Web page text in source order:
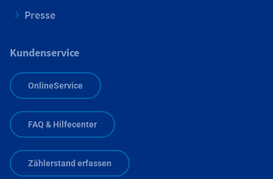
Presse
Kundenservice
OnlineService
FAQ & Hilfecenter
Zählerstand erfassen